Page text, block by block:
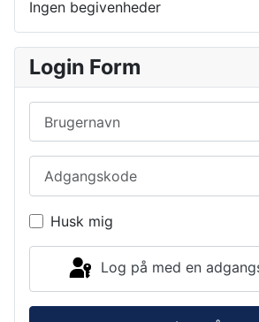
Ingen begivenheder
Login Form
Husk mig
Log på med en